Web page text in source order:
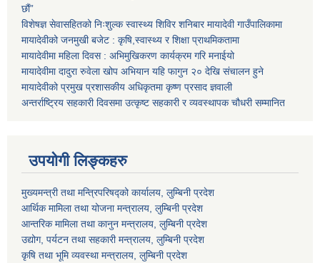
छौं”
विशेषज्ञ सेवासहितको निःशुल्क स्वास्थ्य शिविर शनिबार मायादेवी गाउँपालिकामा
मायादेवीको जनमुखी बजेट : कृषि,स्वास्थ्य र शिक्षा प्राथमिकतामा
मायादेवीमा महिला दिवस : अभिमुखिकरण कार्यक्रम गरि मनाईयो
मायादेवीमा दादुरा रुवेला खोप अभियान यहि फागुन २० देखि संचालन हुने
मायादेवीको प्रमुख प्रशासकीय अधिकृतमा कृष्ण प्रसाद ज्ञवाली
अन्तर्राष्ट्रिय सहकारी दिवसमा उत्कृष्ट सहकारी र व्यवस्थापक चौधरी सम्मानित
उपयोगी लिङ्कहरु
मुख्यमन्त्री तथा मन्त्रिपरिषद्को कार्यालय, लुम्बिनी प्रदेश
आर्थिक मामिला तथा योजना मन्त्रालय, लुम्बिनी प्रदेश
आन्तरिक मामिला तथा कानुन मन्त्रालय, लुम्बिनी प्रदेश
उद्योग, पर्यटन तथा सहकारी मन्त्रालय, लुम्बिनी प्रदेश
कृषि तथा भूमि व्यवस्था मन्त्रालय, लुम्बिनी प्रदेश